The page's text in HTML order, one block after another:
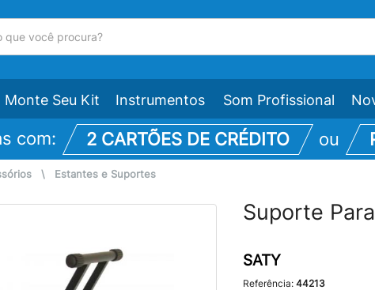
Monte Seu Kit Instrumentos Som Profissional
com: 2 CARTÕES DE CRÉDITO ou
\ Estantes e Suportes
Suporte
SATY
Referência: 44213